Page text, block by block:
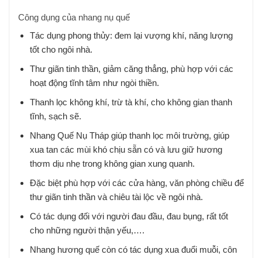
Công dụng của nhang nụ quế
Tác dụng phong thủy: đem lại vượng khí, năng lượng
tốt cho ngôi nhà.
Thư giãn tinh thần, giảm căng thẳng, phù hợp với các
hoạt động tĩnh tâm như ngòi thiền.
Thanh lọc không khí, trừ tà khí, cho không gian thanh
tĩnh, sạch sẽ.
Nhang Quế Nụ Tháp giúp thanh lọc môi trường, giúp
xua tan các mùi khó chịu sẵn có và lưu giữ hương
thơm dịu nhẹ trong không gian xung quanh.
Đặc biệt phù hợp với các cửa hàng, văn phòng chiều để
thư giãn tinh thần và chiêu tài lộc về ngôi nhà.
Có tác dụng đối với người đau đầu, đau bụng, rất tốt
cho những người thận yếu,….
Nhang hương quế còn có tác dụng xua đuổi muỗi, côn